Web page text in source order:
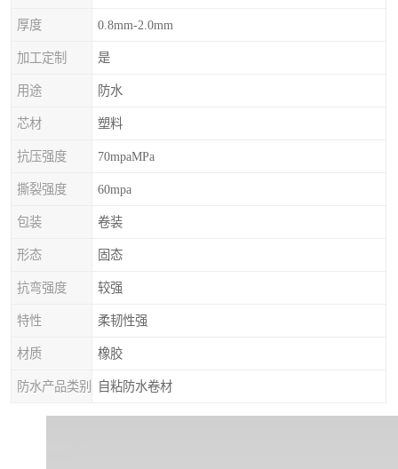
厚度 0.8mm-2.0mm
加工定制 是
用途 防水
芯材 塑料
抗压强度 70mpaMPa
撕裂强度 60mpa
包装 卷装
形态 固态
抗弯强度 较强
特性 柔韧性强
材质 橡胶
防水产品类别 自粘防水卷材